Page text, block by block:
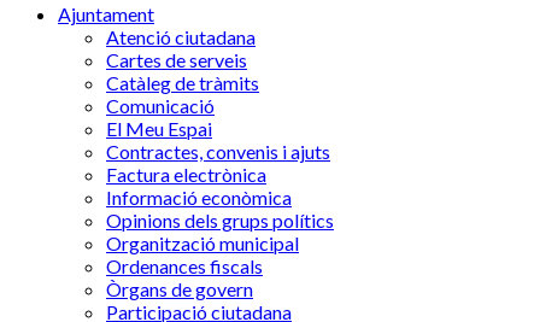
Ajuntament
Atenció ciutadana
Cartes de serveis
Catàleg de tràmits
Comunicació
El Meu Espai
Contractes, convenis i ajuts
Factura electrònica
Informació econòmica
Opinions dels grups polítics
Organització municipal
Ordenances fiscals
Òrgans de govern
Participació ciutadana